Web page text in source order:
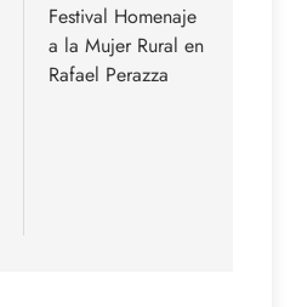
Festival Homenaje
a la Mujer Rural en
Rafael Perazza